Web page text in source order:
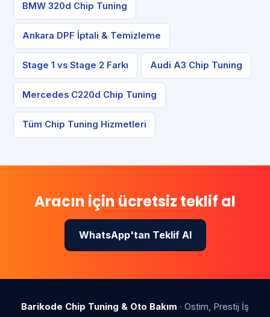
BMW 320d Chip Tuning
Ankara DPF İptali & Temizleme
Stage 1 vs Stage 2 Farkı Audi A3 Chip Tuning
Mercedes C220d Chip Tuning
Tüm Chip Tuning Hizmetleri
Aracın için ücretsiz teklif al
WhatsApp'tan Teklif Al
Barikode Chip Tuning & Oto Bakım · Ostim, Prestij İş